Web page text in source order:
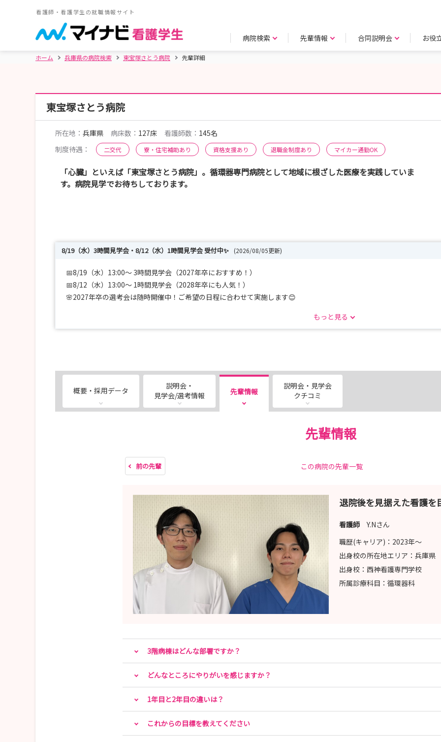
看護師・看護学生の就職情報サイト
病院検索 先輩情報 合同説明会 お役
ホーム 兵庫県の病院検索 東宝塚さとう病院 先輩詳細
東宝塚さとう病院
所在地： 兵庫県 病床数： 127床 看護師数： 145名
制度待遇：
二交代 寮・住宅補助あり 資格支援あり 退職金制度あり マイカー通勤OK
「心臓」といえば「東宝塚さとう病院」。循環器専門病院として地域に根ざした医療を実践していま
す。病院見学でお待ちしております。
8/19（水）3時間見学会・8/12（水）1時間見学会 受付中✨ (2026/08/05更新)
📅8/19（水）13:00～ 3時間見学会（2027年卒におすすめ！）
📅8/12（水）13:00～ 1時間見学会（2028年卒にも人気！）
🌸2027年卒の選考会は随時開催中！ご希望の日程に合わせて実施します😊
🔹3時間見学会では、院内見学や先輩看護師との交流、教育体制の紹介など、東宝塚さとう病院の看護をじっくり体感で
循環器看護の魅力や当院ならではの看護力を知りながら、院内もサクッと見学！「まずは雰囲気を知りたい」という方に
また、2027年卒の選考会は随時開催中！
実習や学校の予定に合わせて日程を調整しますので、「決まった日程では参加できない…」という方も安心してご相談く
もっと見る
概要・採用データ
説明会・
見学会/選考情報
先輩情報
説明会・見学会
クチコミ
先輩情報
前の先輩 この病院の先輩一覧
退院後を見据えた看護を
看護師 Y.Nさん
職歴(キャリア)： 2023年〜
出身校の所在地エリア： 兵庫県
出身校： 西神看護専門学校
所属診療科目： 循環器科
3階病棟はどんな部署ですか？
どんなところにやりがいを感じますか？
1年目と2年目の違いは？
これからの目標を教えてください